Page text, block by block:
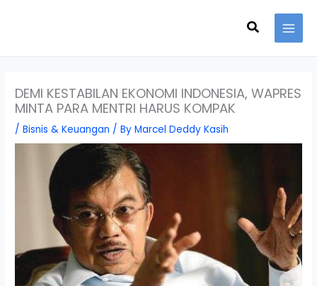
Search
DEMI KESTABILAN EKONOMI INDONESIA, WAPRES
MINTA PARA MENTRI HARUS KOMPAK
/Bisnis & Keuangan / ByMarcel Deddy Kasih